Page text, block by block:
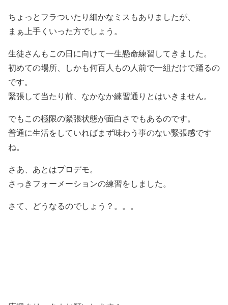
ちょっとフラついたり細かなミスもありましたが、
まぁ上手くいった方でしょう。
生徒さんもこの日に向けて一生懸命練習してきました。
初めての場所、しかも何百人もの人前で一組だけで踊るの
です。
緊張して当たり前、なかなか練習通りとはいきません。
でもこの極限の緊張状態が面白さでもあるのです。
普通に生活をしていればまず味わう事のない緊張感です
ね。
さあ、あとはプロデモ。
さっきフォーメーションの練習をしました。
さて、どうなるのでしょう？。。。